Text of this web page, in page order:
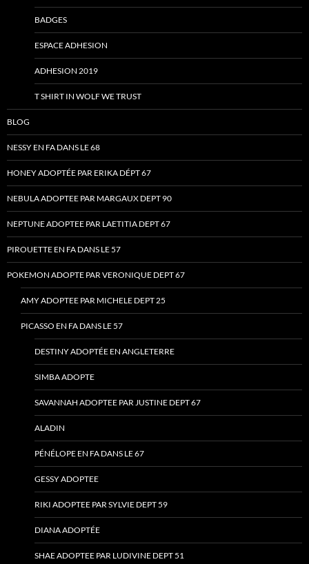
BADGES
ESPACE ADHESION
ADHESION 2019
T SHIRT IN WOLF WE TRUST
BLOG
NESSY EN FA DANS LE 68
HONEY ADOPTÉE PAR ERIKA DÉPT 67
NEBULA ADOPTEE PAR MARGAUX DEPT 90
NEPTUNE ADOPTEE PAR LAETITIA DEPT 67
PIROUETTE EN FA DANS LE 57
POKEMON ADOPTE PAR VERONIQUE DEPT 67
AMY ADOPTEE PAR MICHELE DEPT 25
PICASSO EN FA DANS LE 57
DESTINY ADOPTÉE EN ANGLETERRE
SIMBA ADOPTE
SAVANNAH ADOPTEE PAR JUSTINE DEPT 67
ALADIN
PÉNÉLOPE EN FA DANS LE 67
GESSY ADOPTEE
RIKI ADOPTEE PAR SYLVIE DEPT 59
DIANA ADOPTÉE
SHAE ADOPTEE PAR LUDIVINE DEPT 51